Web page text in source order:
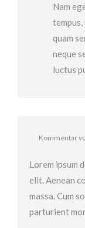
Nam
quam
neque
luctus
Kommentar
Lorem ipsum
elit. Aenean
massa. Cum
parturient